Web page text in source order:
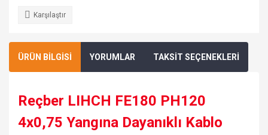
Karşılaştır
ÜRÜN BİLGİSİ YORUMLAR TAKSİT SEÇENEKLERİ
Reçber LIHCH FE180 PH120
4x0,75 Yangına Dayanıklı Kablo